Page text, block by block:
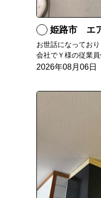
姫路市 エ
お世話になってお
会社でＹ様の従業
2026年08月06日